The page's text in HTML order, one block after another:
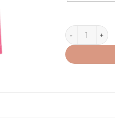
Cantitate